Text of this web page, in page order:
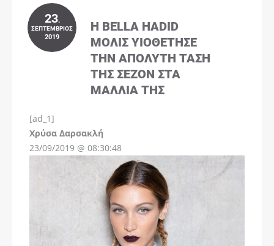
23.
ΣΕΠΤΈΜΒΡΙΟΣ
2019
Η BELLA HADID
ΜΌΛΙΣ ΥΙΟΘΈΤΗΣΕ
ΤΗΝ ΑΠΌΛΥΤΗ ΤΆΣΗ
ΤΗΣ ΣΕΖΌΝ ΣΤΑ
ΜΑΛΛΙΆ ΤΗΣ
[ad_1]
Χρύσα Δαρσακλή
23/09/2019 @ 08:30:48